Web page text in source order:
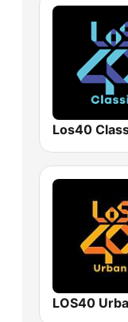
Los40
LOS40